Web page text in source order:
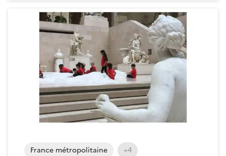
France métropolitaine +4